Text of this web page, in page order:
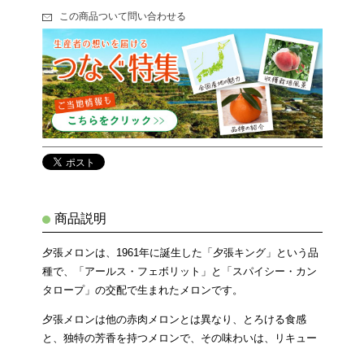
この商品ついて問い合わせる
商品説明
夕張メロンは、1961年に誕生した「夕張キング」という品
種で、「アールス・フェボリット」と「スパイシー・カン
タロープ」の交配で生まれたメロンです。
夕張メロンは他の赤肉メロンとは異なり、とろける食感
と、独特の芳香を持つメロンで、その味わいは、リキュー